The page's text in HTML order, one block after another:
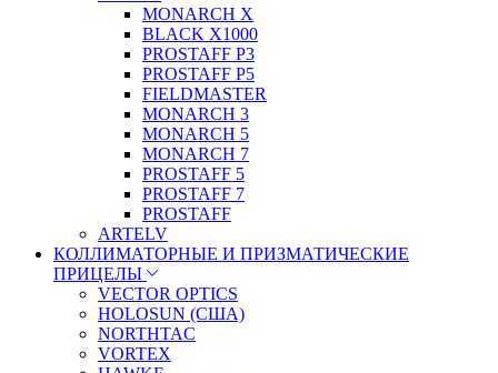
MONARCH X
BLACK X1000
PROSTAFF P3
PROSTAFF P5
FIELDMASTER
MONARCH 3
MONARCH 5
MONARCH 7
PROSTAFF 5
PROSTAFF 7
PROSTAFF
ARTELV
КОЛЛИМАТОРНЫЕ И ПРИЗМАТИЧЕСКИЕ
ПРИЦЕЛЫ
VECTOR OPTICS
HOLOSUN (США)
NORTHTAC
VORTEX